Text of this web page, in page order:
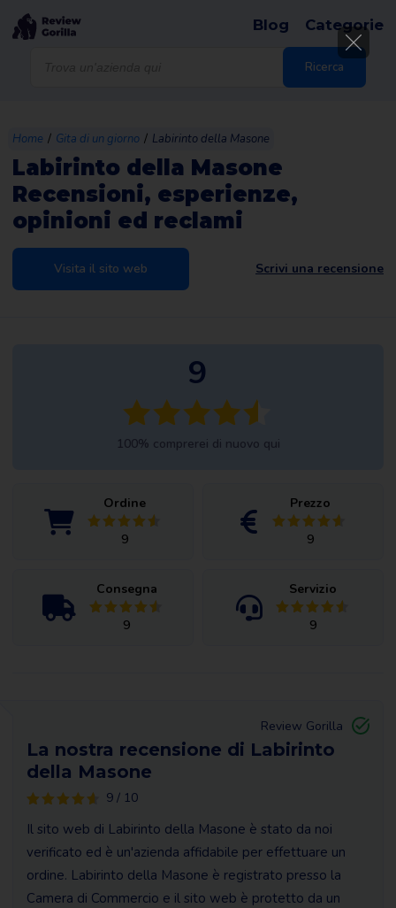
Ricerca
Blog Categorie
Home / Gita di un giorno / Labirinto della Masone
Labirinto della Masone
Recensioni, esperienze,
opinioni ed reclami
Visita il sito web Scrivi una recensione
Ordine
9
Prezzo
9
Consegna
9
Servizio
9
9
100% comprerei di nuovo qui
La nostra recensione di Labirinto
della Masone
9 / 10
Review Gorilla
Il sito web di Labirinto della Masone è stato da noi
verificato ed è un'azienda affidabile per effettuare un
ordine. Labirinto della Masone è registrato presso la
Camera di Commercio e il sito web è protetto da un